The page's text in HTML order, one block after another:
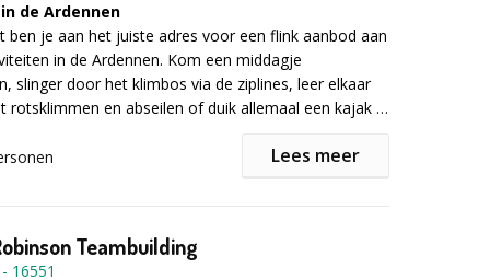
afterworks of een ontspannen moment
de Ardennen
ben je aan het juiste adres voor een flink aanbod aan
in de Ardennen. Kom een middagje
slinger door het klimbos via de ziplines, leer elkaar
rotsklimmen en abseilen of duik allemaal een kajak in
vrienden, je gezin, of lekker met z'n tweetjes.
Familie & vrienden
Herberg La Laiterie is een basic maar uitstekende
met een grote keuken, perfect gelegen in het
Lees meer
Teambuilding
16551